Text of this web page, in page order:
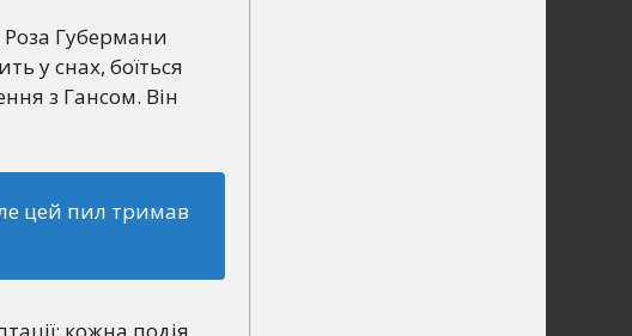
Роза Губермани
у снах, боїться
з Гансом. Він
цей пил тримав